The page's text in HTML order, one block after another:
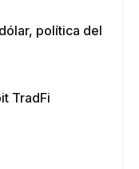
política del
TradFi